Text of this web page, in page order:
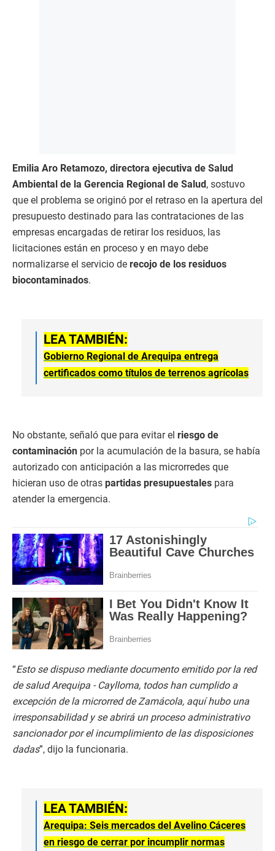
Emilia Aro Retamozo, directora ejecutiva de Salud
Ambiental de la Gerencia Regional de Salud, sostuvo
que el problema se originó por el retraso en la apertura del
presupuesto destinado para las contrataciones de las
empresas encargadas de retirar los residuos, las
licitaciones están en proceso y en mayo debe
normalizarse el servicio de recojo de los residuos
biocontaminados.
LEA TAMBIÉN:
Gobierno Regional de Arequipa entrega
certificados como títulos de terrenos agrícolas
No obstante, señaló que para evitar el riesgo de
contaminación por la acumulación de la basura, se había
autorizado con anticipación a las microrredes que
hicieran uso de otras partidas presupuestales para
atender la emergencia.
“Esto se dispuso mediante documento emitido por la red
de salud Arequipa - Caylloma, todos han cumplido a
excepción de la microrred de Zamácola, aquí hubo una
irresponsabilidad y se abrirá un proceso administrativo
sancionador por el incumplimiento de las disposiciones
dadas”, dijo la funcionaria.
LEA TAMBIÉN:
Arequipa: Seis mercados del Avelino Cáceres
en riesgo de cerrar por incumplir normas